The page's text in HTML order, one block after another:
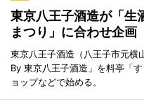
東京八王子酒造が「
まつり」に合わせ企画
東京八王子酒造（八王子市元横
By 東京八王子酒造」を料亭「
ョップなどで始める。